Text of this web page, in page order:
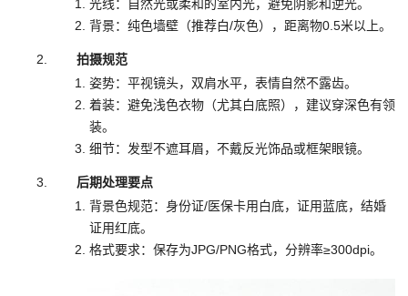
光线：自然光或柔和的室内光，避免阴影和逆光。
背景：纯色墙壁（推荐白/灰色），距离物0.5米以上。
拍摄规范
姿势：平视镜头，双肩水平，表情自然不露齿。
着装：避免浅色衣物（尤其白底照），建议穿深色有领
装。
细节：发型不遮耳眉，不戴反光饰品或框架眼镜。
后期处理要点
背景色规范：身份证/医保卡用白底，证用蓝底，结婚
证用红底。
格式要求：保存为JPG/PNG格式，分辨率≥300dpi。